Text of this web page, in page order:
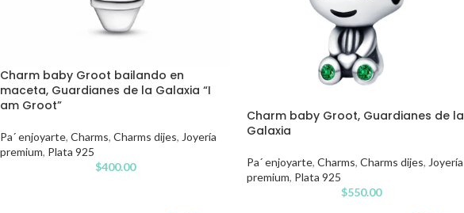
Charm baby Groot bailando en
maceta, Guardianes de la Galaxia “I
am Groot”
Pa´ enjoyarte, Charms, Charms dijes, Joyería
premium, Plata 925
$400.00
Charm baby Groot, Guardianes de la
Galaxia
Pa´ enjoyarte, Charms, Charms dijes, Joyería
premium, Plata 925
$550.00